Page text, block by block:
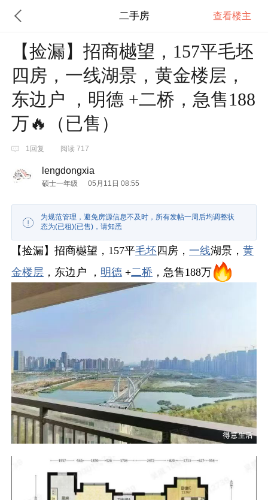
二手房 查看楼主
【捡漏】招商樾望，157平毛坯
四房，一线湖景，黄金楼层，
东边户 ，明德 +二桥，急售188
万🔥（已售）
1回复 阅读 717
lengdongxia
硕士一年级 05月11日 08:55
为规范管理，避免房源信息不及时，所有发帖一周后均调整状
态为(已租)(已售)，请知悉
【捡漏】招商樾望，157平毛坯四房，一线湖景，黄
金楼层 ，东边户 ， 明德 +二桥 ，急售188万